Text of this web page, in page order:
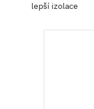
lepší izolace